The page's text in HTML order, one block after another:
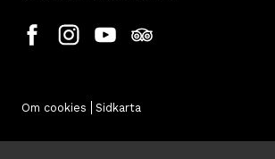
Om cookies Sidkarta